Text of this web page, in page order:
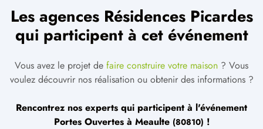
Les agences Résidences Picardes
qui participent à cet événement
Vous avez le projet de faire construire votre maison ? Vous
voulez découvrir nos réalisation ou obtenir des informations ?
Rencontrez nos experts qui participent à l'événement
Portes Ouvertes à Meaulte (80810) !